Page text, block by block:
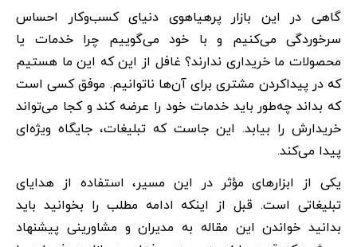
گاهی در این بازار پرهیاهوی دنیای کسب‌وکار احساس
سرخوردگی می‌کنیم و با خود می‌گوییم چرا خدمات یا
محصولات ما خریداری ندارند؟ غافل از این که این ما هستیم
که در پیداکردن مشتری برای آن‌ها ناتوانیم. موفق کسی است
که بداند چه‌طور باید خدمات خود را عرضه کند و کجا می‌تواند
خریدارش را بیابد. این جاست که تبلیغات، جایگاه ویژه‌ای
پیدا می‌کند.
یکی از ابزارهای مؤثر در این مسیر، استفاده از هدایای
تبلیغاتی است. قبل از اینکه ادامه مطلب را بخوانید باید
بدانید خواندن این مقاله به مدیران و مشاورینی پیشنهاد